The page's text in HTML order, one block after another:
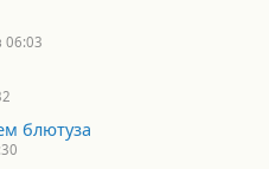
06:03
блютуза